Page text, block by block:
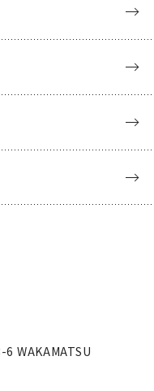
6 WAKAMATSU